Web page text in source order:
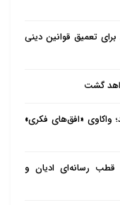
تعمیق قوانین دینی
گشت
واکاوی «افق‌های فکری»
قطب رسانه‌ای ادیان و